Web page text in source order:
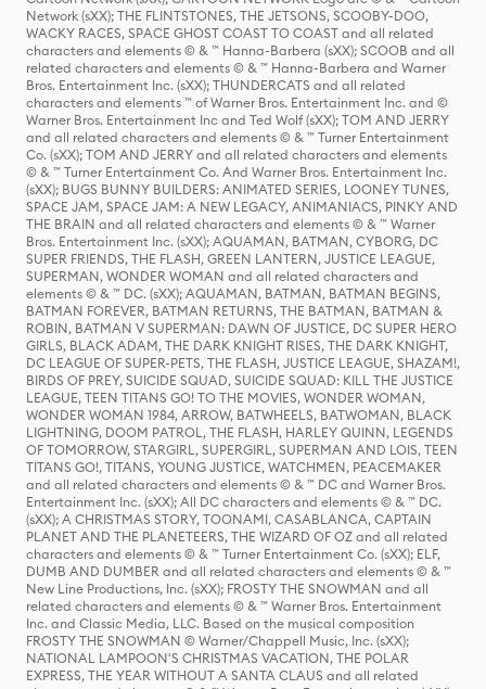
Network (sXX); THE FLINTSTONES, THE JETSONS, SCOOBY-DOO,
WACKY RACES, SPACE GHOST COAST TO COAST and all related
characters and elements © & ™ Hanna-Barbera (sXX); SCOOB and all
related characters and elements © & ™ Hanna-Barbera and Warner
Bros. Entertainment Inc. (sXX); THUNDERCATS and all related
characters and elements ™ of Warner Bros. Entertainment Inc. and ©
Warner Bros. Entertainment Inc and Ted Wolf (sXX); TOM AND JERRY
and all related characters and elements © & ™ Turner Entertainment
Co. (sXX); TOM AND JERRY and all related characters and elements
© & ™ Turner Entertainment Co. And Warner Bros. Entertainment Inc.
(sXX); BUGS BUNNY BUILDERS: ANIMATED SERIES, LOONEY TUNES,
SPACE JAM, SPACE JAM: A NEW LEGACY, ANIMANIACS, PINKY AND
THE BRAIN and all related characters and elements © & ™ Warner
Bros. Entertainment Inc. (sXX); AQUAMAN, BATMAN, CYBORG, DC
SUPER FRIENDS, THE FLASH, GREEN LANTERN, JUSTICE LEAGUE,
SUPERMAN, WONDER WOMAN and all related characters and
elements © & ™ DC. (sXX); AQUAMAN, BATMAN, BATMAN BEGINS,
BATMAN FOREVER, BATMAN RETURNS, THE BATMAN, BATMAN &
ROBIN, BATMAN V SUPERMAN: DAWN OF JUSTICE, DC SUPER HERO
GIRLS, BLACK ADAM, THE DARK KNIGHT RISES, THE DARK KNIGHT,
DC LEAGUE OF SUPER-PETS, THE FLASH, JUSTICE LEAGUE, SHAZAM!,
BIRDS OF PREY, SUICIDE SQUAD, SUICIDE SQUAD: KILL THE JUSTICE
LEAGUE, TEEN TITANS GO! TO THE MOVIES, WONDER WOMAN,
WONDER WOMAN 1984, ARROW, BATWHEELS, BATWOMAN, BLACK
LIGHTNING, DOOM PATROL, THE FLASH, HARLEY QUINN, LEGENDS
OF TOMORROW, STARGIRL, SUPERGIRL, SUPERMAN AND LOIS, TEEN
TITANS GO!, TITANS, YOUNG JUSTICE, WATCHMEN, PEACEMAKER
and all related characters and elements © & ™ DC and Warner Bros.
Entertainment Inc. (sXX); All DC characters and elements © & ™ DC.
(sXX); A CHRISTMAS STORY, TOONAMI, CASABLANCA, CAPTAIN
PLANET AND THE PLANETEERS, THE WIZARD OF OZ and all related
characters and elements © & ™ Turner Entertainment Co. (sXX); ELF,
DUMB AND DUMBER and all related characters and elements © & ™
New Line Productions, Inc. (sXX); FROSTY THE SNOWMAN and all
related characters and elements © & ™ Warner Bros. Entertainment
Inc. and Classic Media, LLC. Based on the musical composition
FROSTY THE SNOWMAN © Warner/Chappell Music, Inc. (sXX);
NATIONAL LAMPOON'S CHRISTMAS VACATION, THE POLAR
EXPRESS, THE YEAR WITHOUT A SANTA CLAUS and all related